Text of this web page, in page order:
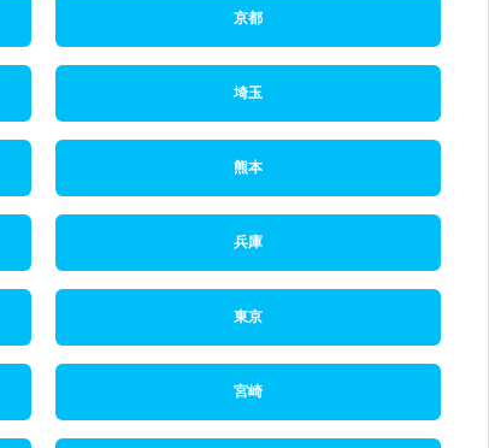
京都
埼玉
熊本
兵庫
東京
宮崎